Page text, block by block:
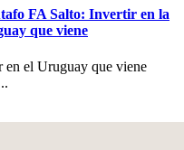
FA Salto: Invertir en la
que viene
el Uruguay que viene